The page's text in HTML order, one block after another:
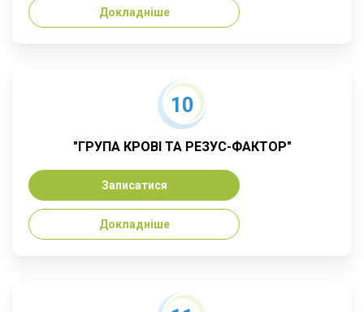
Докладніше
10
"ГРУПА КРОВІ ТА РЕЗУС-ФАКТОР"
Записатися
Докладніше